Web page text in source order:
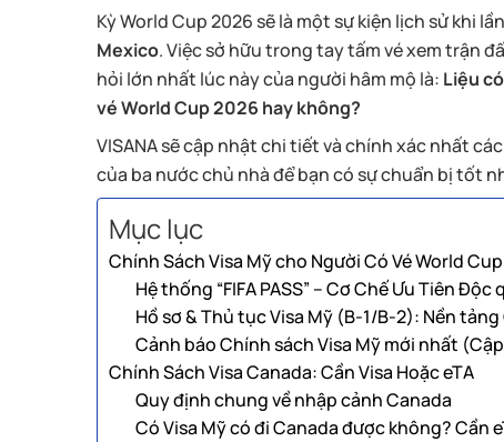
Kỳ World Cup 2026 sẽ là một sự kiện lịch sử khi
Mexico. Việc sở hữu trong tay tấm vé xem trận
hỏi lớn nhất lúc này của người hâm mộ là: Liệu
vé World Cup 2026 hay không?
VISANA sẽ cập nhật chi tiết và chính xác nhất
của ba nước chủ nhà để bạn có sự chuẩn bị tốt
Mục lục
Chính Sách Visa Mỹ cho Người Có Vé World
Hệ thống “FIFA PASS” – Cơ Chế Ưu Tiên Độc
Hồ sơ & Thủ tục Visa Mỹ (B-1/B-2): Nền
Cảnh báo Chính sách Visa Mỹ mới nhất
Chính Sách Visa Canada: Cần Visa Hoặc eTA
Quy định chung về nhập cảnh Canada
Có Visa Mỹ có đi Canada được không? Cần